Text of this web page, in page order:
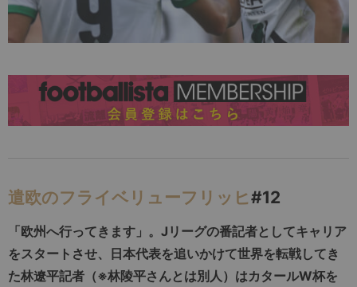
遣欧のフライベリューフリッヒ#12
「欧州へ行ってきます」。Jリーグの番記者としてキャリア
をスタートさせ、日本代表を追いかけて世界を転戦してき
た林遼平記者（※林陵平さんとは別人）はカタールW杯を